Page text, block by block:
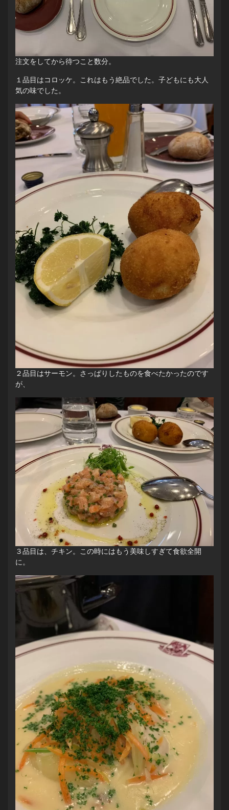
注文をしてから待つこと数分。
１品目はコロッケ。これはもう絶品でした。子どもにも大人
気の味でした。
２品目はサーモン。さっぱりしたものを食べたかったのです
が、
３品目は、チキン。この時にはもう美味しすぎて食欲全開
に。